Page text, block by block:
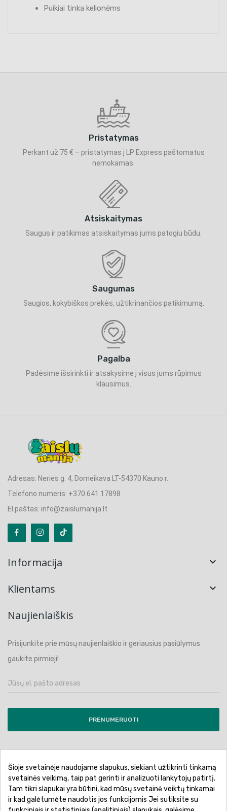
Puikiai tinka kelionėms
Pristatymas
Perkant už 75 € – pristatymas į LP Express paštomatus
nemokamas.
Atsiskaitymas
Saugus ir patikimas atsiskaitymas jums patogiu būdu.
Saugumas
Saugios, kokybiškos prekės, užtikrinančios patikimumą.
Pagalba
Padėsime išsirinkti ir atsakysime į visus jums rūpimus
klausimus.
Adresas: Neries g. 4, Domeikava LT-54370 Kauno r.
Telefono numeris: +370 641 17898
El.paštas: info@zaislumanija.lt
Informacija 
Klientams 
Naujienlaiškis
Prisijunkite prie mūsų naujienlaiškio ir geriausius pasiūlymus
gaukite pirmieji!
PRENUMERUOTI
Pirkimo sąlygos ir taisyklės
Privatumo politika
Garantinis aptarnavimas
Prekių pristatymas
Prekių grąžinimas
Atsiskaitymo būdai
Šioje svetainėje naudojame slapukus, siekiant užtikrinti tinkamą
svetainės veikimą, taip pat gerinti ir analizuoti lankytojų patirtį.
Tam tikri slapukai yra būtini, kad mūsų svetainė veiktų tinkamai
ir kad galėtumėte naudotis jos funkcijomis Jei sutiksite su